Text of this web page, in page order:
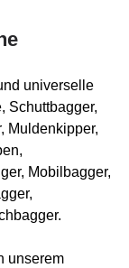
universelle
Schuttbagger,
Muldenkipper,
Mobilbagger,
unserem